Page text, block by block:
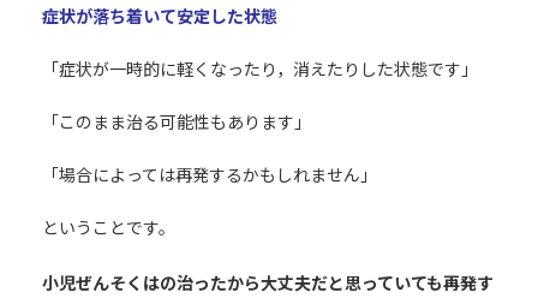
症状が落ち着いて安定した状態
「症状が一時的に軽くなったり，消えたりした状態です」
「このまま治る可能性もあります」
「場合によっては再発するかもしれません」
ということです。
小児ぜんそくはの治ったから大丈夫だと思っていても再発す